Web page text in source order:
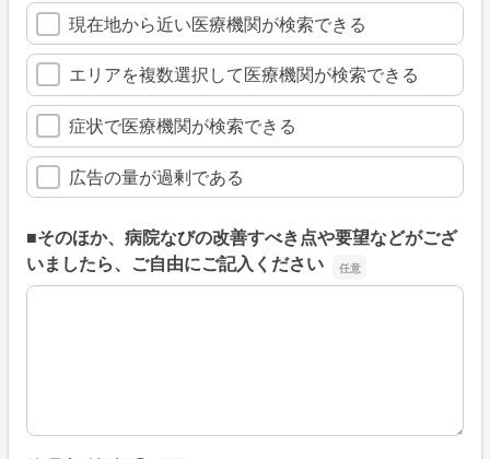
現在地から近い医療機関が検索できる
エリアを複数選択して医療機関が検索できる
症状で医療機関が検索できる
広告の量が過剰である
■そのほか、病院なびの改善すべき点や要望などがござ
いましたら、ご自由にご記入ください
■そのほか、病院なびの改善すべき点や要望などがござい